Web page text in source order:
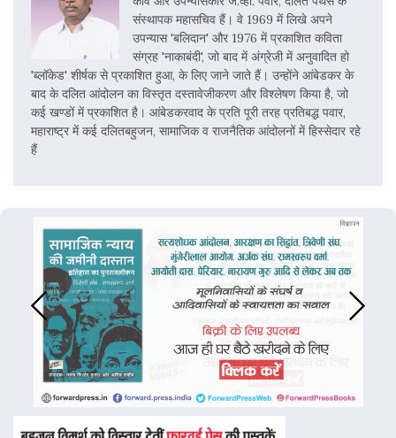
संस्थापक महासचिव हैं। वे 1969 में लिखे अपने
उपन्यास 'बलिदान' और 1976 में प्रकाशित कविता
संग्रह 'नाकाबंदी', जो बाद में अंग्रेजी में अनुवादित हो
'ब्लॉकेड' शीर्षक से प्रकाशित हुआ, के लिए जाने जाते हैं। उन्होंने आंबेडकर के
बाद के दलित आंदोलन का विस्तृत दस्तावेजीकरण और विश्लेषण किया है, जो
कई खण्डों में प्रकाशित है। आंबेडकरवाद के प्रति पूरी तरह प्रतिबद्ध पवार,
महाराष्ट्र में कई दलितबहुजन, सामाजिक व राजनैतिक आंदोलनों में हिस्सेदार रहे
हैं